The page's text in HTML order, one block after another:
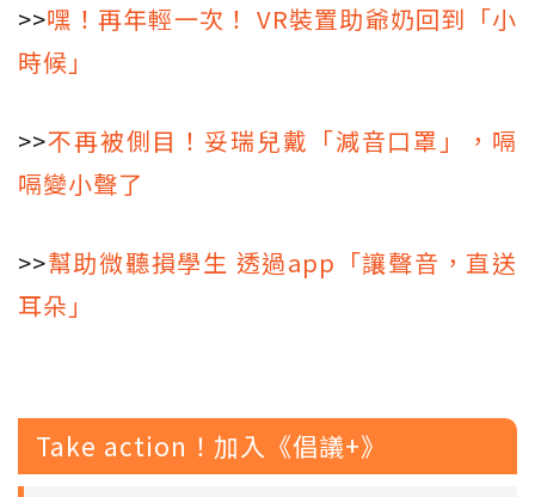
>>嘿！再年輕一次！ VR裝置助爺奶回到「小
時候」
>>不再被側目！妥瑞兒戴「減音口罩」，嗝
嗝變小聲了
>>幫助微聽損學生 透過app「讓聲音，直送
耳朵」
Take action！加入《倡議+》